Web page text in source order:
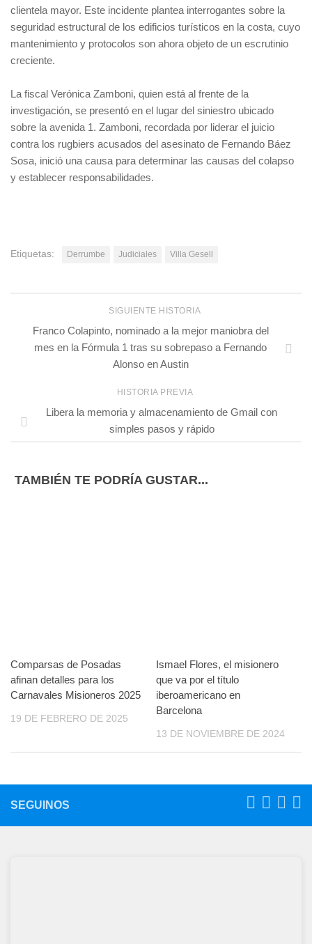
clientela mayor. Este incidente plantea interrogantes sobre la
seguridad estructural de los edificios turísticos en la costa, cuyo
mantenimiento y protocolos son ahora objeto de un escrutinio
creciente.
La fiscal Verónica Zamboni, quien está al frente de la
investigación, se presentó en el lugar del siniestro ubicado
sobre la avenida 1. Zamboni, recordada por liderar el juicio
contra los rugbiers acusados del asesinato de Fernando Báez
Sosa, inició una causa para determinar las causas del colapso
y establecer responsabilidades.
Etiquetas: Derrumbe Judiciales Villa Gesell
SIGUIENTE HISTORIA
Franco Colapinto, nominado a la mejor maniobra del
mes en la Fórmula 1 tras su sobrepaso a Fernando
Alonso en Austin
HISTORIA PREVIA
Libera la memoria y almacenamiento de Gmail con
simples pasos y rápido
TAMBIÉN TE PODRÍA GUSTAR...
Comparsas de Posadas
afinan detalles para los
Carnavales Misioneros 2025
19 DE FEBRERO DE 2025
Ismael Flores, el misionero
que va por el título
iberoamericano en
Barcelona
13 DE NOVIEMBRE DE 2024
SEGUINOS